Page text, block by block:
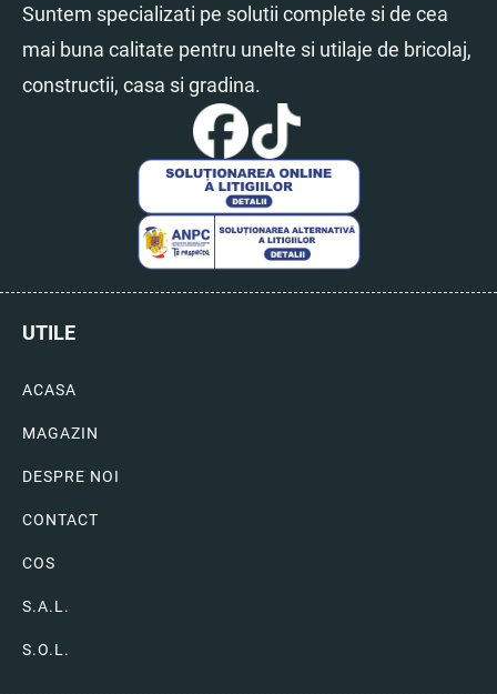
Suntem specializati pe solutii complete si de cea
mai buna calitate pentru unelte si utilaje de bricolaj,
constructii, casa si gradina.
UTILE
ACASA
MAGAZIN
DESPRE NOI
CONTACT
COS
S.A.L.
S.O.L.